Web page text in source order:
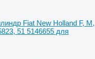
Fiat New Holland F, M,
51 5146655 для